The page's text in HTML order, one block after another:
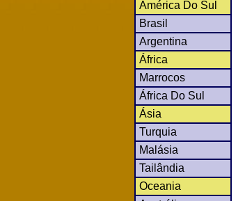
América Do Sul
Brasil
Argentina
África
Marrocos
África Do Sul
Ásia
Turquia
Malásia
Tailândia
Oceania